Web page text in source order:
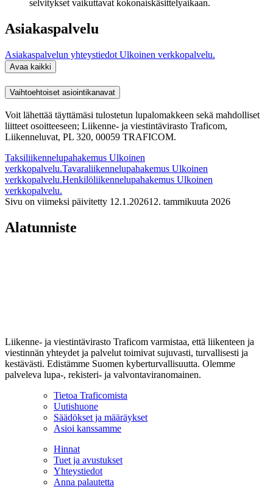
selvitykset vaikuttavat kokonaiskäsittelyaikaan.
Asiakaspalvelu
Asiakaspalvelun yhteystiedot Ulkoinen verkkopalvelu.
Avaa kaikki
Vaihtoehtoiset asiointikanavat
Voit lähettää täyttämäsi tulostetun lupalomakkeen sekä mahdolliset
liitteet osoitteeseen; Liikenne- ja viestintävirasto Traficom,
Liikenneluvat, PL 320, 00059 TRAFICOM.
Taksiliikennelupahakemus Ulkoinen
verkkopalvelu.Tavaraliikennelupahakemus Ulkoinen
verkkopalvelu.Henkilöliikennelupahakemus Ulkoinen
verkkopalvelu.
Sivu on viimeksi päivitetty 12.1.202612. tammikuuta 2026
Alatunniste
Liikenne- ja viestintävirasto Traficom varmistaa, että liikenteen ja
viestinnän yhteydet ja palvelut toimivat sujuvasti, turvallisesti ja
kestävästi. Edistämme Suomen kyberturvallisuutta. Olemme
palveleva lupa-, rekisteri- ja valvontaviranomainen.
Tietoa Traficomista
Uutishuone
Säädökset ja määräykset
Asioi kanssamme
Hinnat
Tuet ja avustukset
Yhteystiedot
Anna palautetta